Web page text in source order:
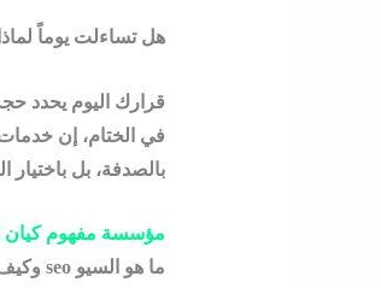
هل تساءلت يوماً
قرارك اليوم يحدد
في الختام، إن خدمات
بالصدفة، بل باختيار
مؤسسة مفهوم كيان MK
ما هو السيو seo
وكيف